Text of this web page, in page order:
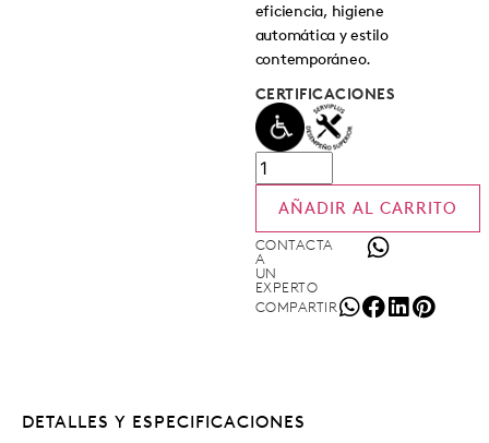
eficiencia, higiene
automática y estilo
contemporáneo.
CERTIFICACIONES
AÑADIR AL CARRITO
CONTACTA
A
UN
EXPERTO
COMPARTIR
DETALLES Y ESPECIFICACIONES